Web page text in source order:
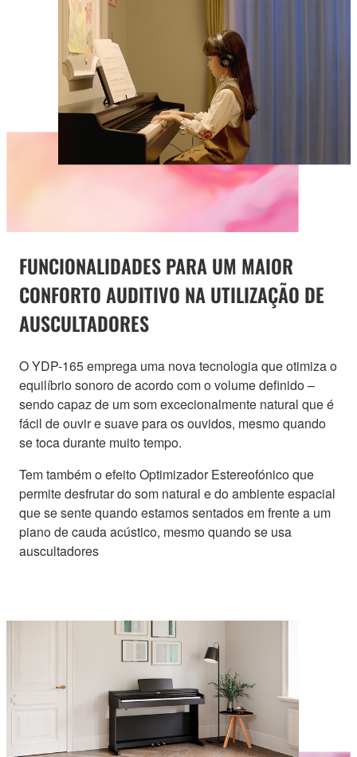
FUNCIONALIDADES PARA UM MAIOR
CONFORTO AUDITIVO NA UTILIZAÇÃO DE
AUSCULTADORES
O YDP-165 emprega uma nova tecnologia que otimiza o
equilíbrio sonoro de acordo com o volume definido –
sendo capaz de um som excecionalmente natural que é
fácil de ouvir e suave para os ouvidos, mesmo quando
se toca durante muito tempo.
Tem também o efeito Optimizador Estereofónico que
permite desfrutar do som natural e do ambiente espacial
que se sente quando estamos sentados em frente a um
piano de cauda acústico, mesmo quando se usa
auscultadores